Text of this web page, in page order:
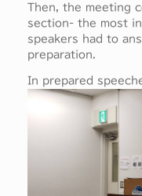
Then, the meeting
section- the most
speakers had to
preparation.
In prepared